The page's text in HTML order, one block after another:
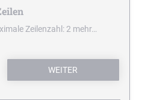
Zeilenzahl: 2 mehr…